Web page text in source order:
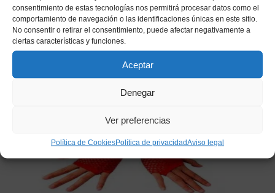
consentimiento de estas tecnologías nos permitirá procesar datos como el
comportamiento de navegación o las identificaciones únicas en este sitio.
No consentir o retirar el consentimiento, puede afectar negativamente a
ciertas características y funciones.
Aceptar
Denegar
Ver preferencias
Política de CookiesPolítica de privacidadAviso legal
elementos incluidos).
Productos relacionados